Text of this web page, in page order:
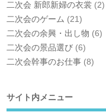
二次会 新郎新婦の衣裳 (2)
二次会のゲーム (21)
二次会の余興・出し物 (6)
二次会の景品選び (6)
二次会幹事のお仕事 (8)
サイト内メニュー